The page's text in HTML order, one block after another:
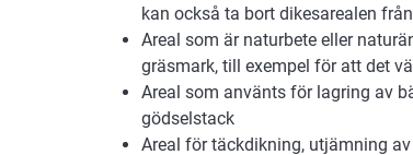
kan också ta bort dikesarealen
Areal som är naturbete eller
gräsmark, till exempel för att det
Areal som använts för lagring av
gödselstack
Areal för täckdikning, utjämning